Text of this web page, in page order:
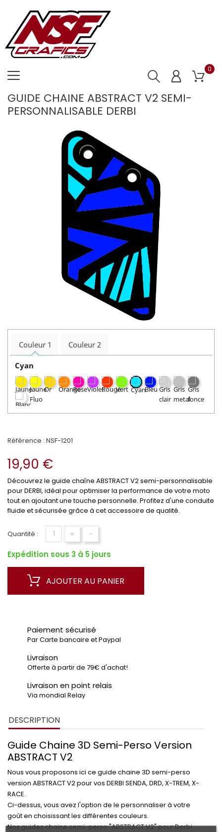
0
GUIDE CHAINE ABSTRACT V2 SEMI-
PERSONNALISABLE DERBI
Couleur 1 Couleur 2
Cyan
Référence : NSF-1201
19,90 €
Découvrez le guide chaîne ABSTRACT V2 semi-personnalisable
pour DERBI, idéal pour optimiser la performance de votre moto
tout en ajoutant une touche personnelle. Profitez d'une conduite
fluide et sécurisée grâce à cet accessoire de qualité.
Quantité : +
-
Expédition sous 3 à 5 jours
AJOUTER AU PANIER
Paiement sécurisé
Par Carte bancaire et Paypal
Livraison
Offerte à partir de 79€ d'achat!
Livraison en point relais
Via mondial Relay
DESCRIPTION
Guide Chaine 3D Semi-Perso Version
ABSTRACT V2
Nous vous proposons ici ce guide chaine 3D semi-perso
version ABSTRACT V2pour vos DERBI SENDA, DRD, X-TREM, X-
RACE.
Ci-dessus, vous avez l'option de le personnaliser à votre
goût en choisissant les différentes couleurs.
Nos guides chaine semi-perso "ABSTRACT V2" pourDerbi